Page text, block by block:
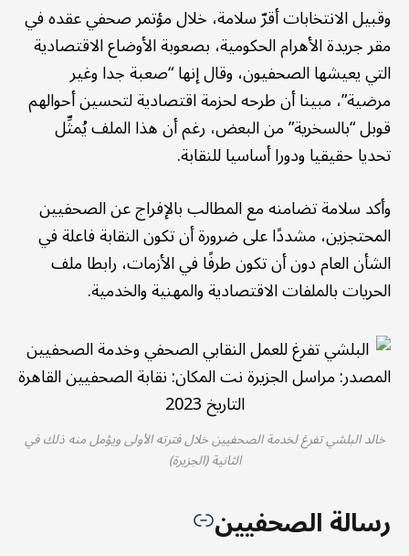
وقبيل الانتخابات أقرّ سلامة، خلال مؤتمر صحفي عقده في
مقر جريدة الأهرام الحكومية، بصعوبة الأوضاع الاقتصادية
التي يعيشها الصحفيون، وقال إنها “صعبة جدا وغير
مرضية”، مبينا أن طرحه لحزمة اقتصادية لتحسين أحوالهم
قوبل “بالسخرية” من البعض، رغم أن هذا الملف يُمثِّل
تحديا حقيقيا ودورا أساسيا للنقابة.
وأكد سلامة تضامنه مع المطالب بالإفراج عن الصحفيين
المحتجزين، مشددًا على ضرورة أن تكون النقابة فاعلة في
الشأن العام دون أن تكون طرفًا في الأزمات، رابطا ملف
الحريات بالملفات الاقتصادية والمهنية والخدمية.
خالد البلشي تفرغ لخدمة الصحفيين خلال فترته الأولى ويؤمل منه ذلك في
الثانية (الجزيرة)
رسالة الصحفيين